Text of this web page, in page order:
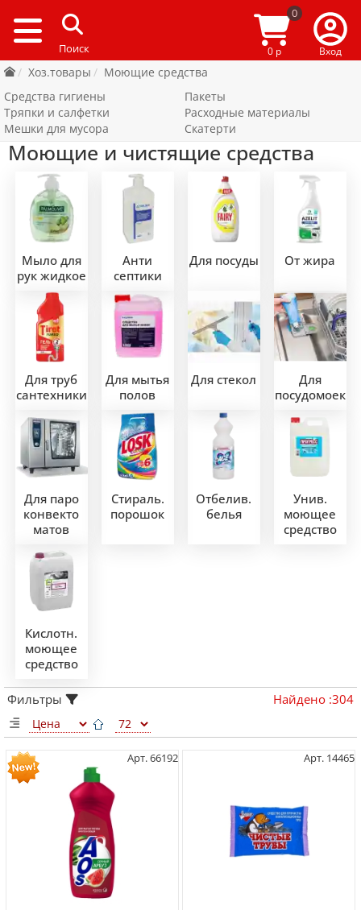
0
0 р Вход
Хоз.товары
Моющие средства
Средства гигиены
Пакеты
Тряпки и салфетки
Расходные материалы
Мешки для мусора
Скатерти
Моющие и чистящие средства
Мыло для
рук жидкое
Анти
септики
Для посуды От жира
Для труб
сантехники
Для мытья
полов
Для стекол
Для
посудомоек
Для паро
конвекто
матов
Стираль.
порошок
Отбелив.
белья
Унив.
моющее
средство
Кислотн.
моющее
средство
Фильтры Найдено :304
Арт. 66192 Арт. 14465